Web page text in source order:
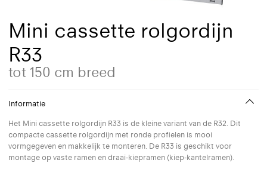
Mini cassette rolgordijn
R33
tot 150 cm breed
Informatie
Het Mini cassette rolgordijn R33 is de kleine variant van de R32. Dit
compacte cassette rolgordijn met ronde profielen is mooi
vormgegeven en makkelijk te monteren. De R33 is geschikt voor
montage op vaste ramen en draai-kiepramen (kiep-kantelramen).